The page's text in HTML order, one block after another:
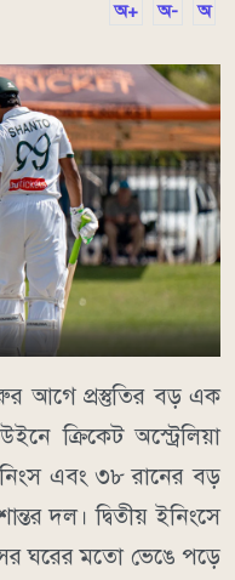
অ+ অ- অ
আগে প্রস্তুতির বড় এক
ক্রিকেট অস্ট্রেলিয়া
এবং ৩৮ রানের বড়
দল। দ্বিতীয় ইনিংসে
ঘরের মতো ভেঙে পড়ে